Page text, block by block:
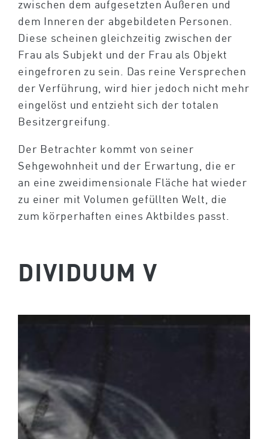
zwischen dem aufgesetzten Äußeren und
dem Inneren der abgebildeten Personen.
Diese scheinen gleichzeitig zwischen der
Frau als Subjekt und der Frau als Objekt
eingefroren zu sein. Das reine Versprechen
der Verführung, wird hier jedoch nicht mehr
eingelöst und entzieht sich der totalen
Besitzergreifung.
Der Betrachter kommt von seiner
Sehgewohnheit und der Erwartung, die er
an eine zweidimensionale Fläche hat wieder
zu einer mit Volumen gefüllten Welt, die
zum körperhaften eines Aktbildes passt.
DIVIDUUM V